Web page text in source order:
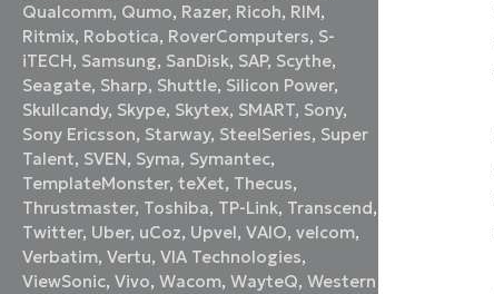
Qualcomm, Qumo, Razer, Ricoh, RIM,
Ritmix, Robotica, RoverComputers, S-
iTECH, Samsung, SanDisk, SAP, Scythe,
Seagate, Sharp, Shuttle, Silicon Power,
Skullcandy, Skype, Skytex, SMART, Sony,
Sony Ericsson, Starway, SteelSeries, Super
Talent, SVEN, Syma, Symantec,
TemplateMonster,teXet, Thecus,
Thrustmaster, Toshiba, TP-Link, Transcend,
Twitter, Uber, uCoz, Upvel,VAIO,velcom,
Verbatim,Vertu,VIA Technologies,
ViewSonic,Vivo,Wacom,WayteQ,Western